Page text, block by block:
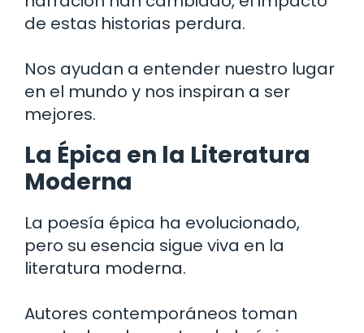
de estas historias perdura.
Nos ayudan a entender nuestro lugar
en el mundo y nos inspiran a ser
mejores.
La Épica en la Literatura
Moderna
La poesía épica ha evolucionado,
pero su esencia sigue viva en la
literatura moderna.
Autores contemporáneos toman